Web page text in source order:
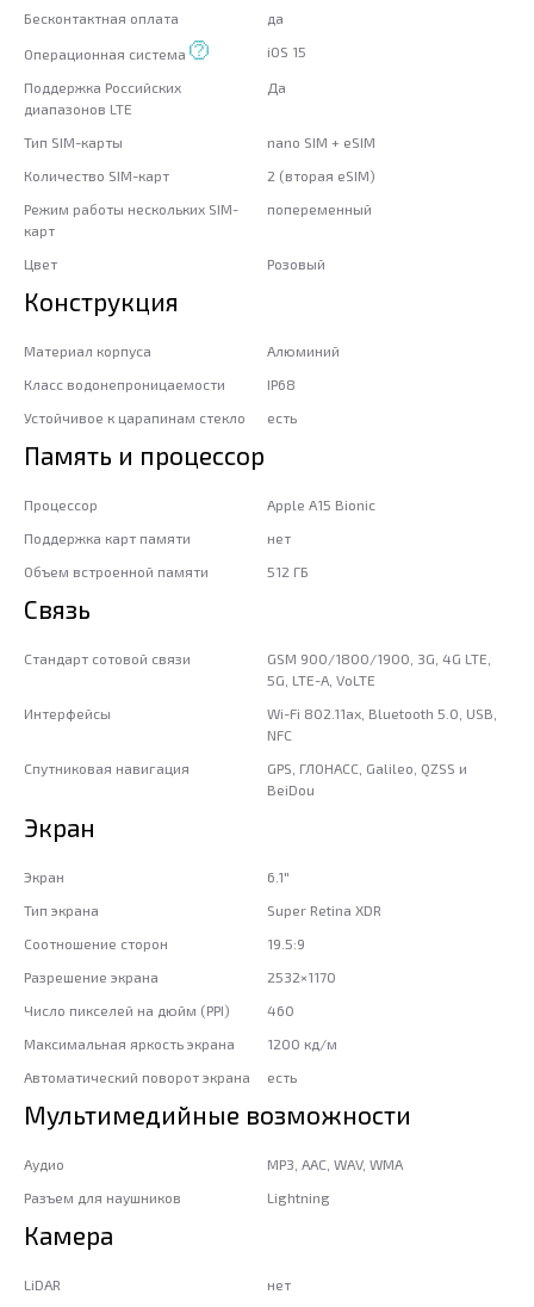
Бесконтактная оплата да
Операционная система iOS 15
Поддержка Российских
диапазонов LTE
Да
Тип SIM-карты
nano SIM + eSIM
Количество SIM-карт
2 (вторая eSIM)
Режим работы нескольких SIM-
карт
попеременный
Цвет Розовый
Конструкция
Материал корпуса
Алюминий
Класс водонепроницаемости
IP68
Устойчивое к царапинам стекло
есть
Память и процессор
Процессор
Apple A15 Bionic
Поддержка карт памяти
нет
Объем встроенной памяти
512 ГБ
Связь
Стандарт сотовой связи
GSM 900/1800/1900, 3G, 4G LTE,
5G, LTE-A, VoLTE
Интерфейсы
Wi-Fi 802.11ax, Bluetooth 5.0, USB,
NFC
Спутниковая навигация
GPS, ГЛОНАСС, Galileo, QZSS и
BeiDou
Экран
Экран
6.1"
Тип экрана
Super Retina XDR
Соотношение сторон
19.5:9
Разрешение экрана
2532×1170
Число пикселей на дюйм (PPI)
460
Максимальная яркость экрана
1200 кд/м
Автоматический поворот экрана
есть
Мультимедийные возможности
Аудио
MP3, AAC, WAV, WMA
Разъем для наушников
Lightning
Камера
LiDAR
нет